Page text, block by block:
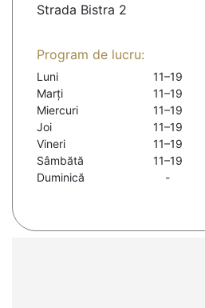
Strada Bistra 2
Program de lucru:
Luni
11–19
Marți
11–19
Miercuri
11–19
Joi
11–19
Vineri
11–19
Sâmbătă
11–19
Duminică
-